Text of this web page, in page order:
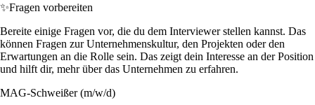
✨Fragen vorbereiten
Bereite einige Fragen vor, die du dem Interviewer stellen kannst. Das
können Fragen zur Unternehmenskultur, den Projekten oder den
Erwartungen an die Rolle sein. Das zeigt dein Interesse an der Position
und hilft dir, mehr über das Unternehmen zu erfahren.
MAG-Schweißer (m/w/d)